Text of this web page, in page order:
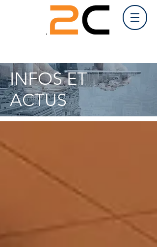
INFOS ET
ACTUS